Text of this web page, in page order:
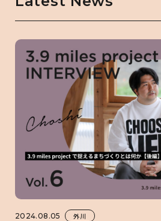
2024.08.05 外川